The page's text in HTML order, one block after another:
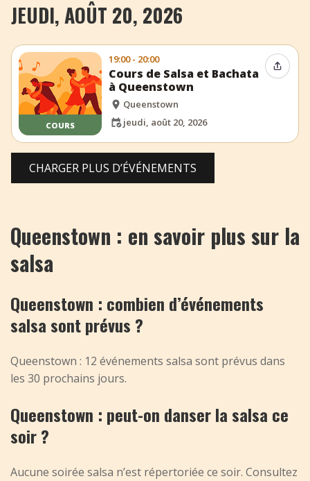
JEUDI, AOÛT 20, 2026
COURS
19:00 - 20:00
Cours de Salsa et Bachata
à Queenstown
Queenstown
jeudi, août 20, 2026
CHARGER PLUS D’ÉVÉNEMENTS
Queenstown : en savoir plus sur la
salsa
Queenstown : combien d’événements
salsa sont prévus ?
Queenstown : 12 événements salsa sont prévus dans
les 30 prochains jours.
Queenstown : peut-on danser la salsa ce
soir ?
Aucune soirée salsa n’est répertoriée ce soir. Consultez